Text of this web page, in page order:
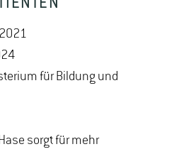
für Bildung und
sorgt für mehr